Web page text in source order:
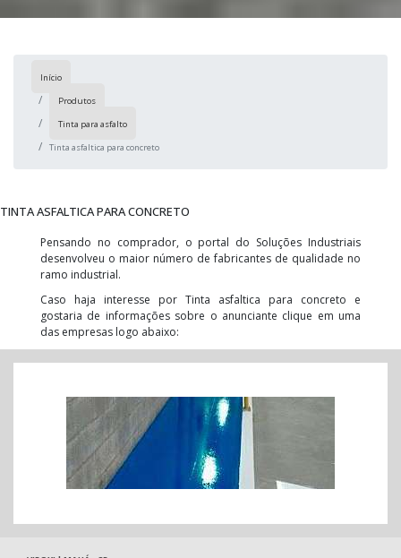
Início
Produtos
Tinta para asfalto
Tinta asfaltica para concreto
TINTA ASFALTICA PARA CONCRETO
Pensando no comprador, o portal do Soluções Industriais
desenvolveu o maior número de fabricantes de qualidade no
ramo industrial.
Caso haja interesse por Tinta asfaltica para concreto e
gostaria de informações sobre o anunciante clique em uma
das empresas logo abaixo: